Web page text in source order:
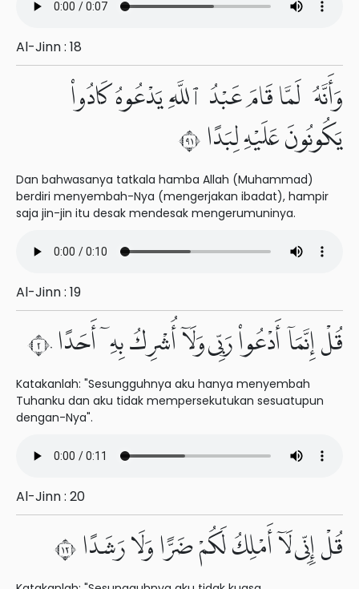
Al-Jinn : 18
وَأَنَّهُۥ لَمَّا قَامَ عَبْدُ ٱللَّهِ يَدْعُوهُ كَادُوا۟
يَكُونُونَ عَلَيْهِ لِبَدًا ١٩
Dan bahwasanya tatkala hamba Allah (Muhammad)
berdiri menyembah-Nya (mengerjakan ibadat), hampir
saja jin-jin itu desak mendesak mengerumuninya.
Al-Jinn : 19
قُلْ إِنَّمَآ أَدْعُوا۟ رَبِّى وَلَآ أُشْرِكُ بِهِۦٓ أَحَدًا ٢٠
Katakanlah: "Sesungguhnya aku hanya menyembah
Tuhanku dan aku tidak mempersekutukan sesuatupun
dengan-Nya".
Al-Jinn : 20
قُلْ إِنِّى لَآ أَمْلِكُ لَكُمْ ضَرًّا وَلَا رَشَدًا ٢١